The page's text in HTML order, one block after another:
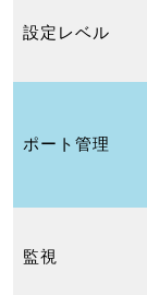
設定レベル
ポート管理
監視